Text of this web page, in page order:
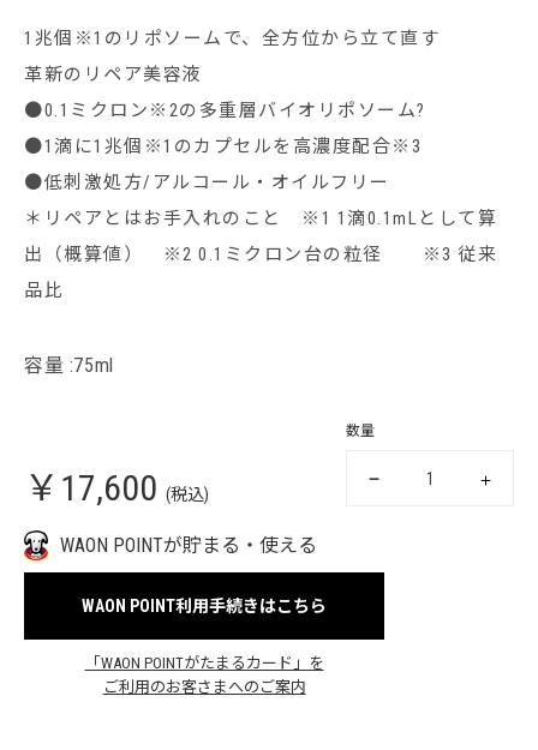
1兆個※1のリポソームで、全方位から立て直す
革新のリペア美容液
●0.1ミクロン※2の多重層バイオリポソーム?
●1滴に1兆個※1のカプセルを高濃度配合※3
●低刺激処方/アルコール・オイルフリー
＊リペアとはお手入れのこと ※1 1滴0.1mLとして算
出（概算値） ※2 0.1ミクロン台の粒径 ※3 従来
品比
容量 :75ml
￥17,600 (税込)
数量
WAON POINTが貯まる・使える
WAON POINT利用手続きはこちら
「WAON POINTがたまるカード」を
ご利用のお客さまへのご案内